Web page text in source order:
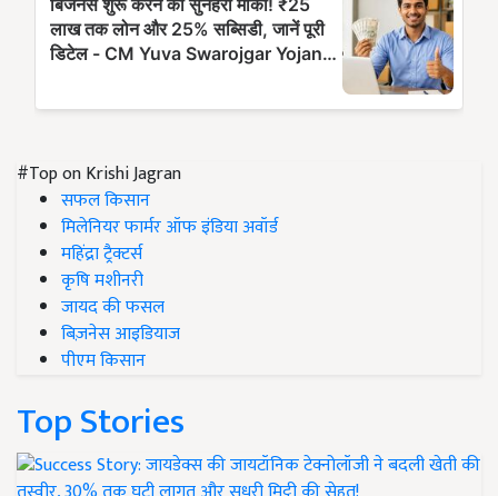
#Top on Krishi Jagran
सफल किसान
मिलेनियर फार्मर ऑफ इंडिया अवॉर्ड
महिंद्रा ट्रैक्टर्स
कृषि मशीनरी
जायद की फसल
बिज़नेस आइडियाज
पीएम किसान
Top Stories